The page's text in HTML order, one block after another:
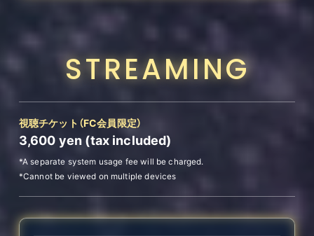
STREAMING
視聴チケット （FC会員限定）
3,600yen (tax included)
*A separate system usage fee will be charged.
*Cannot be viewed on multiple devices